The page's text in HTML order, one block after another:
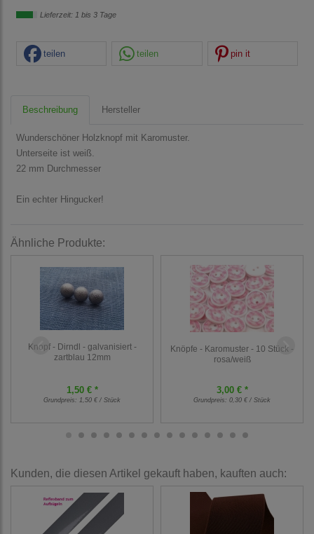
Lieferzeit: 1 bis 3 Tage
teilen teilen pin it
Beschreibung Hersteller
Wunderschöner Holzknopf mit Karomuster.
Unterseite ist weiß.
22 mm Durchmesser
Ein echter Hingucker!
Ähnliche Produkte:
Knopf - Dirndl - galvanisiert -
zartblau 12mm
1,50 € *
Grundpreis: 1,50 € / Stück
Knöpfe - Karomuster - 10 Stück -
rosa/weiß
3,00 € *
Grundpreis: 0,30 € / Stück
Kunden, die diesen Artikel gekauft haben, kauften auch: